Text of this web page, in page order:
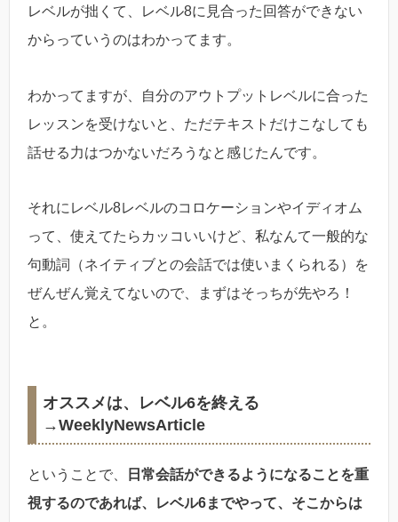
レベルが拙くて、レベル8に見合った回答ができない
からっていうのはわかってます。
わかってますが、自分のアウトプットレベルに合った
レッスンを受けないと、ただテキストだけこなしても
話せる力はつかないだろうなと感じたんです。
それにレベル8レベルのコロケーションやイディオム
って、使えてたらカッコいいけど、私なんて一般的な
句動詞（ネイティブとの会話では使いまくられる）を
ぜんぜん覚えてないので、まずはそっちが先やろ！
と。
オススメは、レベル6を終える
→WeeklyNewsArticle
ということで、
日常会話ができるようになることを重
視するのであれば、レベル6までやって、そこからは